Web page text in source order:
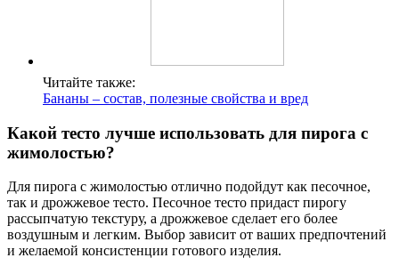
Читайте также:
Бананы – состав, полезные свойства и вред
Какой тесто лучше использовать для пирога с
жимолостью?
Для пирога с жимолостью отлично подойдут как песочное,
так и дрожжевое тесто. Песочное тесто придаст пирогу
рассыпчатую текстуру, а дрожжевое сделает его более
воздушным и легким. Выбор зависит от ваших предпочтений
и желаемой консистенции готового изделия.